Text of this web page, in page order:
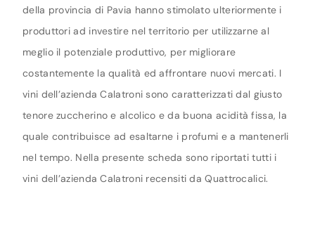
della provincia di Pavia hanno stimolato ulteriormente i
produttori ad investire nel territorio per utilizzarne al
meglio il potenziale produttivo, per migliorare
costantemente la qualità ed affrontare nuovi mercati. I
vini dell’azienda Calatroni sono caratterizzati dal giusto
tenore zuccherino e alcolico e da buona acidità fissa, la
quale contribuisce ad esaltarne i profumi e a mantenerli
nel tempo. Nella presente scheda sono riportati tutti i
vini dell’azienda Calatroni recensiti da Quattrocalici.